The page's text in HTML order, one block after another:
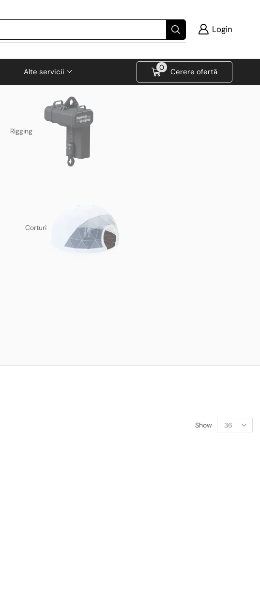
Login
Alte servicii 0 Cerere ofertă
Rigging
Corturi
Show